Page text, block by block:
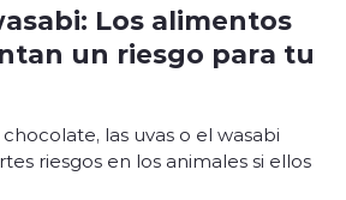
Los alimentos
un riesgo para tu
las uvas o el wasabi
riesgos en los animales si ellos